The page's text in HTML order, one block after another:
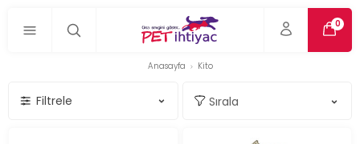
0
Anasayfa Kito
Filtrele